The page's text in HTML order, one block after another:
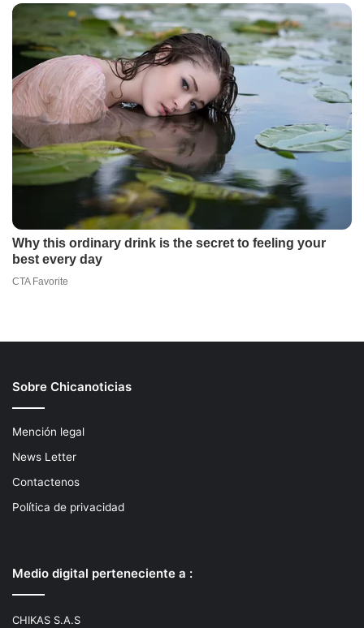
Sobre Chicanoticias
Mención legal
News Letter
Contactenos
Política de privacidad
Medio digital perteneciente a :
CHIKAS S.A.S